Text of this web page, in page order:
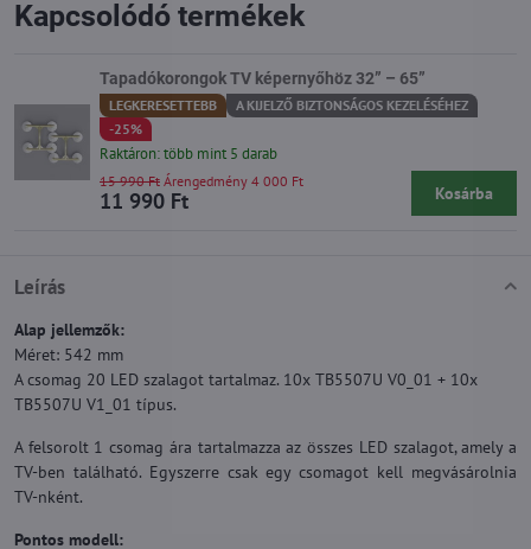
Leírás
Alap jellemzők:
Méret: 542 mm
A csomag 20 LED szalagot tartalmaz. 10x TB5507U V0_01 + 10x
TB5507U V1_01 típus.
A felsorolt 1 csomag ára tartalmazza az összes LED szalagot, amely a
TV-ben található. Egyszerre csak egy csomagot kell megvásárolnia
TV-nként.
Pontos modell:
Kapcsolódó termékek
Tapadókorongok TV képernyőhöz 32” – 65”
LEGKERESETTEBB
A KIJELZŐ BIZTONSÁGOS KEZELÉSÉHEZ
-25%
Raktáron: több mint 5 darab
11 990 Ft
15 990 Ft Árengedmény 4 000 Ft
Kosárba